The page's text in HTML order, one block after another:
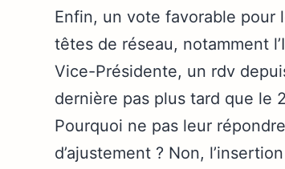
Enfin, un vote favorable pour
têtes de réseau, notamment
Vice-Présidente, un rdv
dernière pas plus tard que le
Pourquoi ne pas leur
d’ajustement ? Non,